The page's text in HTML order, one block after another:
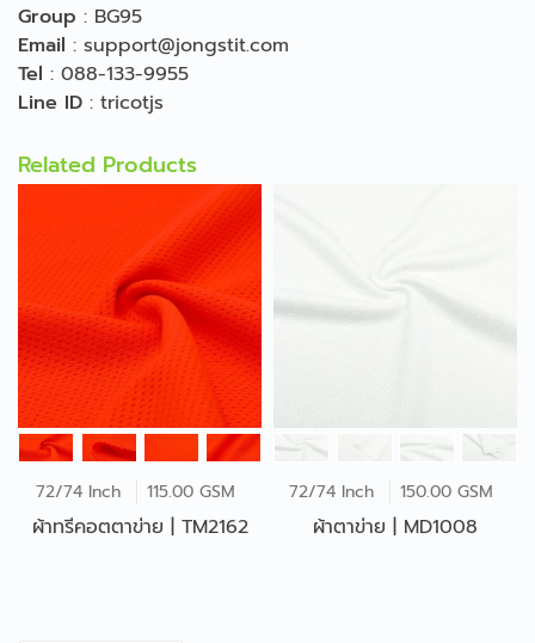
Group : BG95
Email : support@jongstit.com
Tel : 088-133-9955
Line ID : tricotjs
Related Products
72/74 Inch 115.00 GSM
ผ้าทรีคอตตาข่าย | TM2162
72/74 Inch 150.00 GSM
ผ้าตาข่าย | MD1008